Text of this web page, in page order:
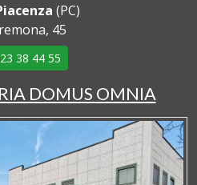
(PC)
45
38 44 55
DOMUS OMNIA